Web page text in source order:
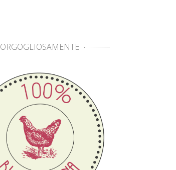
ORGOGLIOSAMENTE